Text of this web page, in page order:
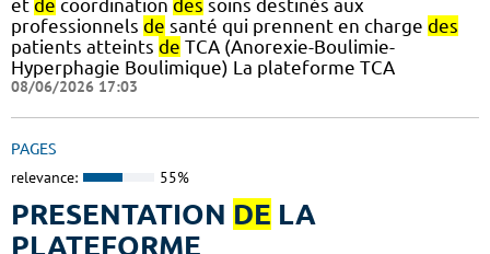
et de coordination des soins destinés aux
professionnels de santé qui prennent en charge des
patients atteints de TCA (Anorexie-Boulimie-
Hyperphagie Boulimique) La plateforme TCA
08/06/2026 17:03
PAGES
relevance: 55%
PRESENTATION DE LA
PLATEFORME